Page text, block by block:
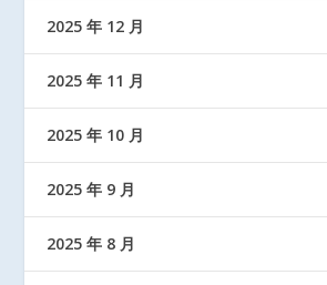
2025 年 12 月
2025 年 11 月
2025 年 10 月
2025 年 9 月
2025 年 8 月